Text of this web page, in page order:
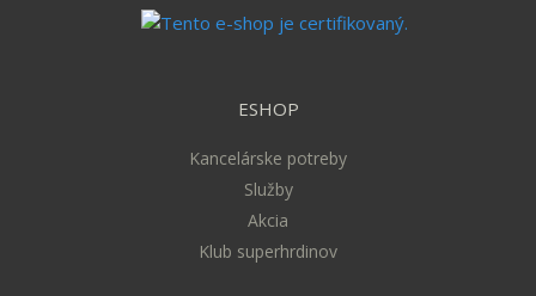
ESHOP
Kancelárske potreby
Služby
Akcia
Klub superhrdinov